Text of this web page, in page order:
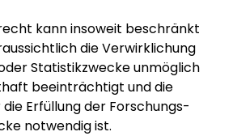
kann insoweit beschränkt
die Verwirklichung
Statistikzwecke unmöglich
beeinträchtigt und die
Erfüllung der Forschungs-
notwendig ist.